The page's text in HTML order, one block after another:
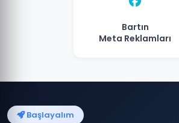
Bartın
Meta Reklamları
Başlayalım